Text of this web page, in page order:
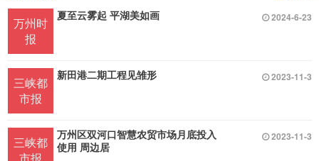
万州时
报
夏至云雾起 平湖美如画 2024-6-23
三峡都
市报
新田港二期工程见雏形 2023-11-3
三峡都
万州区双河口智慧农贸市场月底投入
使用 周边居
2023-11-3